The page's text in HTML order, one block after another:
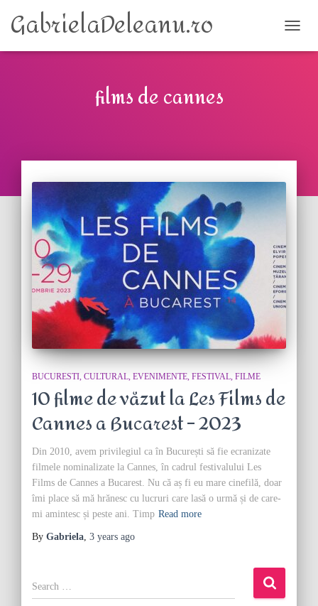
GabrielaDeleanu.ro
films de cannes
BUCURESTI CULTURAL EVENIMENTE FESTIVAL FILME
10 filme de văzut la Les Films de
Cannes a Bucarest – 2023
Din 2010, avem privilegiul ca în București să fie ecranizate
filmele nominalizate la Cannes, în cadrul festivalului Les
Films de Cannes a Bucarest. Nu că aș fi eu mare cinefilă, doar
îmi place să mă hrănesc cu lucruri care lasă o urmă și de care-
mi amintesc și peste ani. Timp Read more
By Gabriela, 3 years ago
S
e